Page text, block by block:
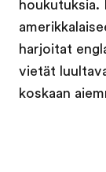
Liity joukkoomme
houkutuksia.
harjoitat
vietät
koskaan